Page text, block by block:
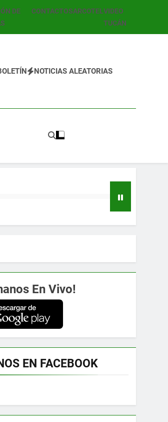
DE
CONTACTOSARCOTELVIDEO
TUCÁN
NOTICIAS ALEATORIAS
En Vivo!
EN FACEBOOK